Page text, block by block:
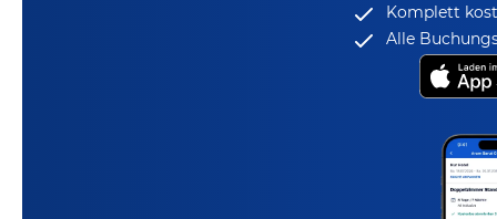
Komplett
Alle